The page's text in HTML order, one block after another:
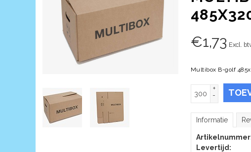
€1,73 Excl.
Multibox B-golf
+
-
Informatie
Levertijd: